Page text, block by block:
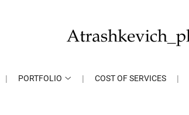
PORTFOLIO COST OF SERVICES